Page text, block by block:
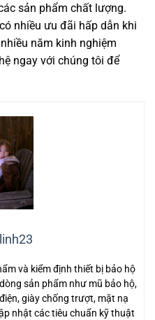
sản phẩm chất lượng.
nhiều ưu đãi hấp dẫn khi
năm kinh nghiệm
ngay với chúng tôi để
và kiểm định thiết bị bảo hộ
sản phẩm như mũ bảo hộ,
giày chống trượt, mặt nạ
nhật các tiêu chuẩn kỹ thuật